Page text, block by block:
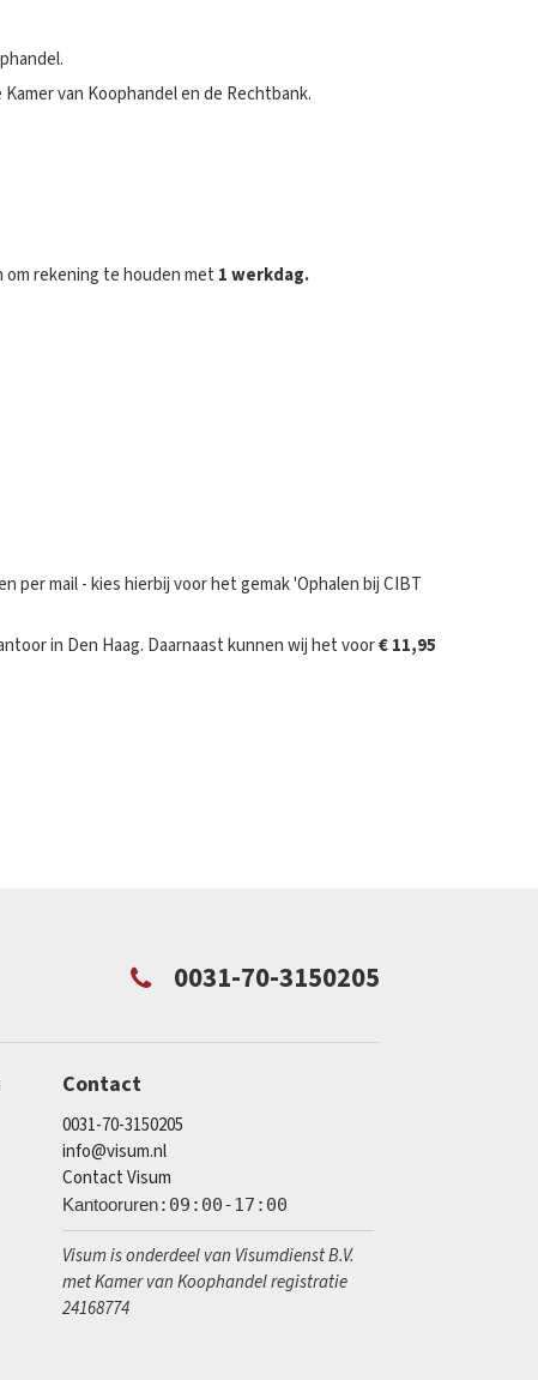
van Koophandel en de Rechtbank.
om rekening te houden met 1 werkdag.
mail - kies hierbij voor het gemak 'Ophalen bij CIBT
in Den Haag. Daarnaast kunnen wij het voor€ 11,95
0031-70-3150205
Contact
0031-70-3150205
info@visum.nl
Contact Visum
Kantooruren:09:00-17:00
Visum is onderdeel van Visumdienst B.V.
met Kamer van Koophandel registratie
24168774